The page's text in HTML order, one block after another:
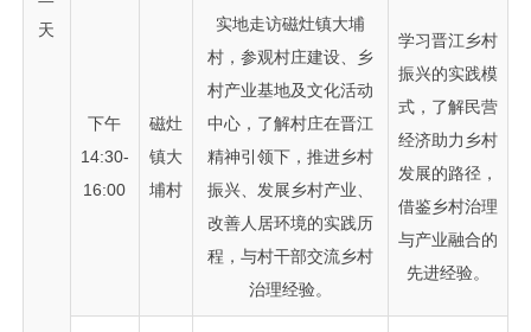
天
下午
14:30-
16:00
磁灶
镇大
埔村
实地走访磁灶镇大埔
村，参观村庄建设、乡
村产业基地及文化活动
中心，了解村庄在晋江
精神引领下，推进乡村
振兴、发展乡村产业、
改善人居环境的实践历
程，与村干部交流乡村
治理经验。
学习晋江乡村
振兴的实践模
式，了解民营
经济助力乡村
发展的路径，
借鉴乡村治理
与产业融合的
先进经验。